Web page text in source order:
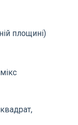
площині)